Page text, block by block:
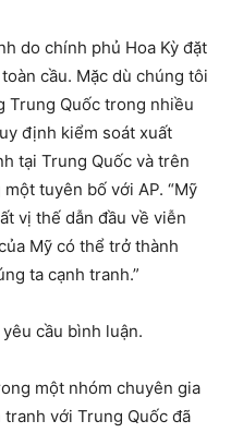
do chính phủ Hoa Kỳ đặt
cầu. Mặc dù chúng tôi
Trung Quốc trong nhiều
định kiểm soát xuất
tại Trung Quốc và trên
tuyên bố với AP. “Mỹ
vị thế dẫn đầu về viễn
Mỹ có thể trở thành
ta cạnh tranh.”
cầu bình luận.
một nhóm chuyên gia
với Trung Quốc đã